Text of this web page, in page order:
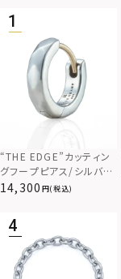
“THE EDGE”カッティン
グフープピアス/シルバー
925
14,300 (税込)